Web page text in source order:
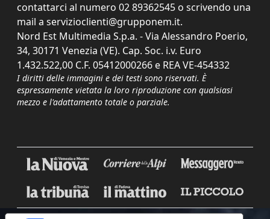
contattarci al numero 02 89362545 o scrivendo una
mail a servizioclienti@grupponem.it.
Nord Est Multimedia S.p.a. - Via Alessandro Poerio,
34, 30171 Venezia (VE). Cap. Soc. i.v. Euro
1.432.522,00 C.F. 05412000266 e REA VE-454332
I diritti delle immagini e dei testi sono riservati. È
espressamente vietata la loro riproduzione con qualsiasi
mezzo e l'adattamento totale o parziale.